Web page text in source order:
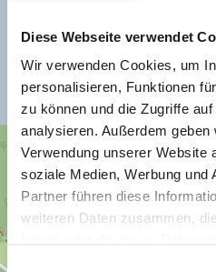
Diese Webseite verwendet
Wir verwenden Cookies, um
personalisieren, Funktionen
zu können und die Zugriffe
analysieren. Außerdem
Verwendung unserer Website
soziale Medien, Werbung und
Partner führen diese
weiteren Daten zusammen,
Einwilligungsauswahl
Weitere Zimmer und
Helene